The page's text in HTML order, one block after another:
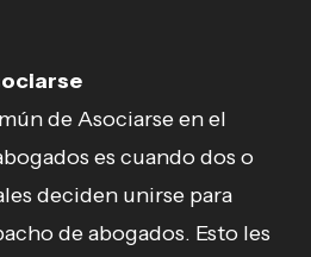
de Asociarse en el
es cuando dos o
deciden unirse para
de abogados. Esto les